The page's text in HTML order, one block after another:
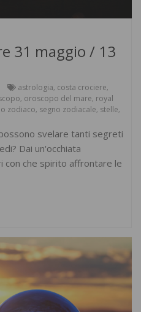
31 maggio / 13
astrologia, costa crociere,
, oroscopo del mare, royal
zodiaco, segno zodiacale, stelle,
svelare tanti segreti
Dai un'occhiata
con che spirito affrontare le